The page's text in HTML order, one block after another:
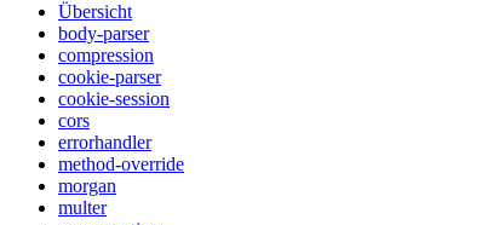
Übersicht
body-parser
compression
cookie-parser
cookie-session
cors
errorhandler
method-override
morgan
multer